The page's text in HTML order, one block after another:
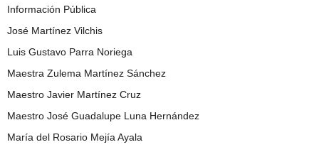
Información Pública
José Martínez Vilchis
Luis Gustavo Parra Noriega
Maestra Zulema Martínez Sánchez
Maestro Javier Martínez Cruz
Maestro José Guadalupe Luna Hernández
María del Rosario Mejía Ayala